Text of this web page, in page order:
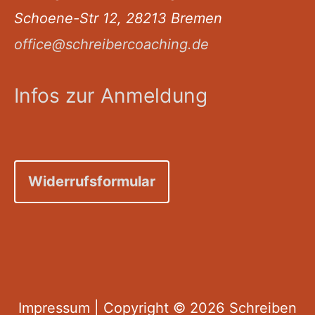
Schoene-Str 12, 28213 Bremen
office@schreibercoaching.de
Infos zur Anmeldung
Widerrufsformular
Impressum | Copyright © 2026 Schreiben